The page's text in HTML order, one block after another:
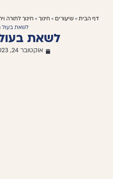
דף הבית > שיעורים > חינוך > חינוך לתורה
לשאת בעול
לשאת
אוקטובר 24, 2023